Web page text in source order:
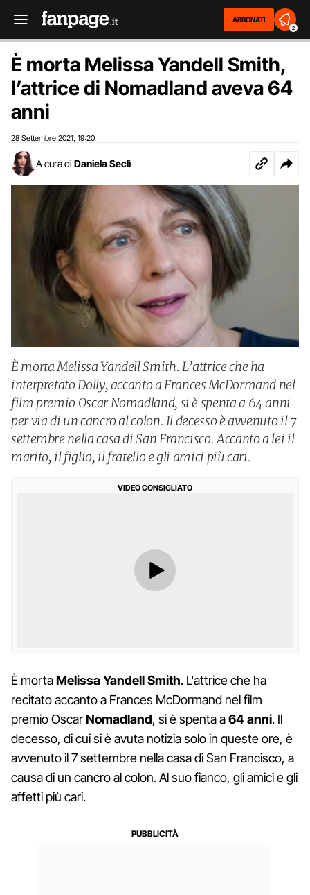
ABBONATI
2
È morta Melissa Yandell Smith,
l’attrice di Nomadland aveva 64
anni
28 Settembre 2021 19:20
A cura di Daniela Seclì
È morta Melissa Yandell Smith. L’attrice che ha
interpretato Dolly, accanto a Frances McDormand nel
film premio Oscar Nomadland, si è spenta a 64 anni
per via di un cancro al colon. Il decesso è avvenuto il 7
settembre nella casa di San Francisco. Accanto a lei il
marito, il figlio, il fratello e gli amici più cari.
VIDEO CONSIGLIATO
È mortaMelissa Yandell Smith. L'attrice che ha
recitato accanto a Frances McDormand nel film
premio OscarNomadland, si è spenta a64 anni. Il
decesso, di cui si è avuta notizia solo in queste ore, è
avvenuto il 7 settembre nella casa di San Francisco, a
causa di un cancro al colon. Al suo fianco, gli amici e gli
affetti più cari.